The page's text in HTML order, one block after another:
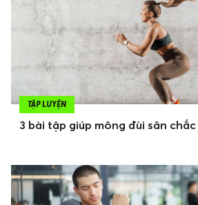
TẬP LUYỆN
3 bài tập giúp mông đùi săn chắc